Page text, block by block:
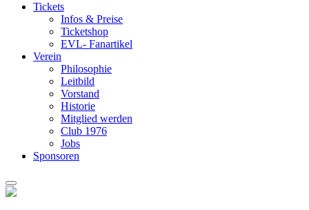
Tickets
Infos & Preise
Ticketshop
EVL- Fanartikel
Verein
Philosophie
Leitbild
Vorstand
Historie
Mitglied werden
Club 1976
Jobs
Sponsoren